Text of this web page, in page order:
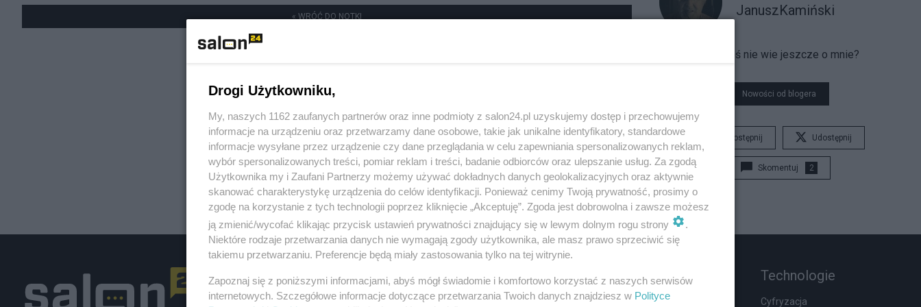
« WRÓĆ DO NOTKI JanuszKamiński
Czy ktoś nie wie jeszcze o mnie?
Nowości od blogera
Udostępnij Udostępnij
Skomentuj 2
Polityka
PiS
Gospodarka
Biznes
Rozmaitości
Wypadki
Technologie
Cyfryzacja
Drogi Użytkowniku,
My, naszych 1162 zaufanych partnerów oraz inne podmioty z salon24.pl uzyskujemy dostęp i przechowujemy
informacje na urządzeniu oraz przetwarzamy dane osobowe, takie jak unikalne identyfikatory, standardowe
informacje wysyłane przez urządzenie czy dane przeglądania w celu zapewniania spersonalizowanych reklam,
wybór spersonalizowanych treści, pomiar reklam i treści, badanie odbiorców oraz ulepszanie usług. Za zgodą
Użytkownika my i Zaufani Partnerzy możemy używać dokładnych danych geolokalizacyjnych oraz aktywnie
skanować charakterystykę urządzenia do celów identyfikacji. Ponieważ cenimy Twoją prywatność, prosimy o
zgodę na korzystanie z tych technologii poprzez kliknięcie „Akceptuję”. Zgoda jest dobrowolna i zawsze możesz
ją zmienić/wycofać klikając przycisk ustawień prywatności znajdujący się w lewym dolnym rogu strony
.
Niektóre rodzaje przetwarzania danych nie wymagają zgody użytkownika, ale masz prawo sprzeciwić się
takiemu przetwarzaniu. Preferencje będą miały zastosowania tylko na tej witrynie.
Zapoznaj się z poniższymi informacjami, abyś mógł świadomie i komfortowo korzystać z naszych serwisów
internetowych. Szczegółowe informacje dotyczące przetwarzania Twoich danych znajdziesz w Polityce